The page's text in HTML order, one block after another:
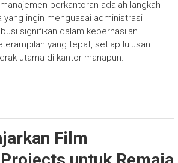
perkantoran adalah langkah
ingin menguasai administrasi
signifikan dalam keberhasilan
yang tepat, setiap lulusan
utama di kantor manapun.
Film